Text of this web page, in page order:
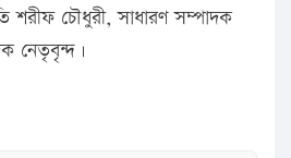
শরীফ চৌধুরী, সাধারণ সম্পাদক
নেতৃবৃন্দ।